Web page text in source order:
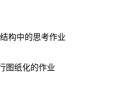
构中的思考作业
图纸化的作业